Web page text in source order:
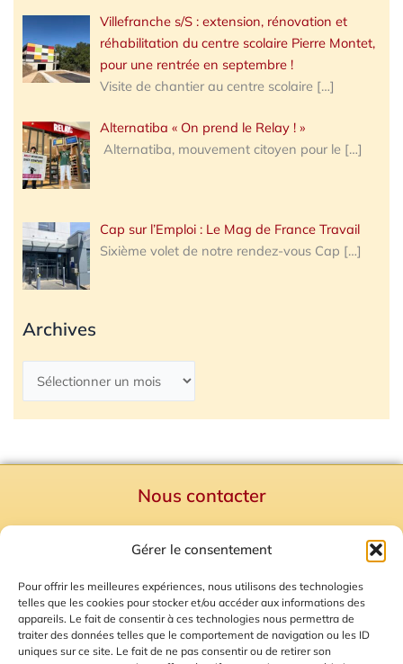
Gérer le consentement
Pour offrir les meilleures expériences, nous utilisons des technologies
telles que les cookies pour stocker et/ou accéder aux informations des
appareils. Le fait de consentir à ces technologies nous permettra de
traiter des données telles que le comportement de navigation ou les ID
uniques sur ce site. Le fait de ne pas consentir ou de retirer son
Villefranche s/S : extension, rénovation et
réhabilitation du centre scolaire Pierre Montet,
pour une rentrée en septembre !
Visite de chantier au centre scolaire […]
Alternatiba « On prend le Relay ! »
Alternatiba, mouvement citoyen pour le […]
Cap sur l’Emploi : Le Mag de France Travail
Sixième volet de notre rendez-vous Cap […]
Archives
Nous contacter
Mentions Légales
Plan du site
Gestion des Cookies